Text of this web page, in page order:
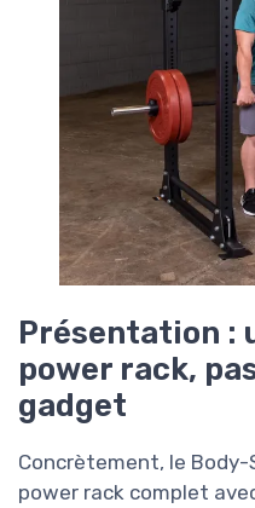
Présentation :
power rack,
gadget
Concrètement, le Body-
power rack complet